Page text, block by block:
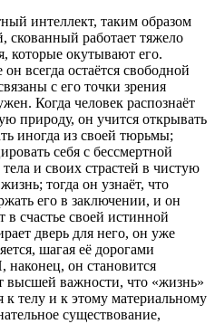
интеллект, таким образом
скованный работает тяжело
которые окутывают его.
всегда остаётся свободной
с его точки зрения
Когда человек распознаёт
природу, он учится открывать
иногда из своей тюрьмы;
себя с бессмертной
и своих страстей в чистую
тогда он узнаёт, что
его в заключении, и он
в счастье своей истинной
дверь для него, он уже
шагая её дорогами
наконец, он становится
высшей важности, что «жизнь»
телу и к этому материальному
существование,